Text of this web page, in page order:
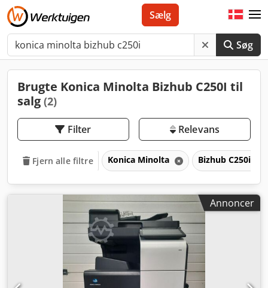
Søg
Sælg
Brugte Konica Minolta Bizhub C250I til
salg (2)
Filter Relevans
Fjern alle filtre Konica Minolta Bizhub C250i
Annoncer